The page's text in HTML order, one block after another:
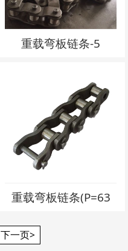
重载弯板链条-5
重载弯板链条(P=63
下一页>